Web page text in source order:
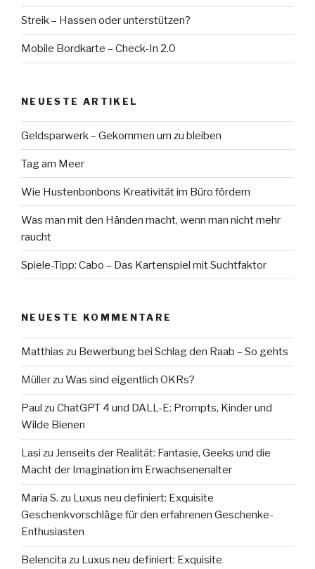
Streik – Hassen oder unterstützen?
Mobile Bordkarte – Check-In 2.0
NEUESTE ARTIKEL
Geldsparwerk – Gekommen um zu bleiben
Tag am Meer
Wie Hustenbonbons Kreativität im Büro fördern
Was man mit den Händen macht, wenn man nicht mehr
raucht
Spiele-Tipp: Cabo – Das Kartenspiel mit Suchtfaktor
NEUESTE KOMMENTARE
Matthias zu Bewerbung bei Schlag den Raab – So gehts
Müllerzu Was sind eigentlich OKRs?
Paul zu ChatGPT 4 und DALL-E: Prompts, Kinder und
Wilde Bienen
Lasi zu Jenseits der Realität: Fantasie, Geeks und die
Macht der Imagination im Erwachsenenalter
Maria S. zu Luxus neu definiert: Exquisite
Geschenkvorschläge für den erfahrenen Geschenke-
Enthusiasten
Belencita zu Luxus neu definiert: Exquisite